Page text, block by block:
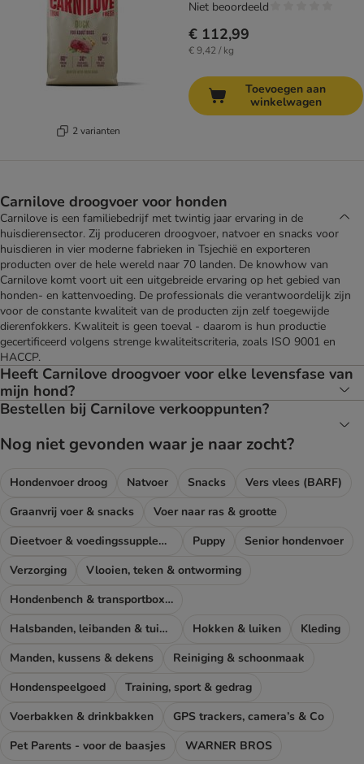
2 varianten
€ 112,99
€ 9,42 / kg
Niet beoordeeld
Toevoegen aan
winkelwagen
Carnilove droogvoer voor honden
Carnilove is een familiebedrijf met twintig jaar ervaring in de
huisdierensector. Zij produceren droogvoer, natvoer en snacks voor
huisdieren in vier moderne fabrieken in Tsjechië en exporteren
producten over de hele wereld naar 70 landen. De knowhow van
Carnilove komt voort uit een uitgebreide ervaring op het gebied van
honden- en kattenvoeding. De professionals die verantwoordelijk zijn
voor de constante kwaliteit van de producten zijn zelf toegewijde
dierenfokkers. Kwaliteit is geen toeval - daarom is hun productie
gecertificeerd volgens strenge kwaliteitscriteria, zoals ISO 9001 en
HACCP.
Heeft Carnilove droogvoer voor elke levensfase van
mijn hond?
Bestellen bij Carnilove verkooppunten?
Nog niet gevonden waar je naar zocht?
Hondenvoer droog Natvoer Snacks
Vers vlees (BARF)
Graanvrij voer & snacks
Voer naar ras & grootte
Dieetvoer & voedingssupplementen hond
Puppy
Senior hondenvoer
Verzorging
Vlooien, teken & ontworming
Hondenbench & transportboxen
Halsbanden, leibanden & tuigen
Hokken & luiken
Kleding
Manden, kussens & dekens
Reiniging & schoonmaak
Hondenspeelgoed
Training, sport & gedrag
Voerbakken & drinkbakken
GPS trackers, camera’s & Co
Pet Parents - voor de baasjes
WARNER BROS